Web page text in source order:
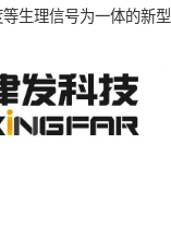
等生理信号为一体的新